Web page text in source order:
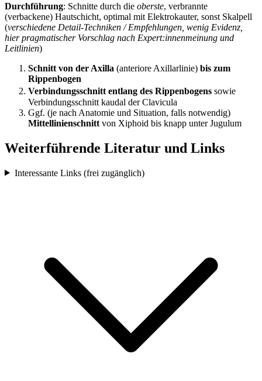
Durchführung: Schnitte durch die oberste, verbrannte
(verbackene) Hautschicht, optimal mit Elektrokauter, sonst Skalpell
(verschiedene Detail-Techniken / Empfehlungen, wenig Evidenz,
hier pragmatischer Vorschlag nach Expert:innenmeinung und
Leitlinien)
Schnitt von der Axilla (anteriore Axillarlinie) bis zum
Rippenbogen
Verbindungsschnitt entlang des Rippenbogens sowie
Verbindungsschnitt kaudal der Clavicula
Ggf. (je nach Anatomie und Situation, falls notwendig)
Mittellinienschnitt von Xiphoid bis knapp unter Jugulum
Weiterführende Literatur und Links
Interessante Links (frei zugänglich)